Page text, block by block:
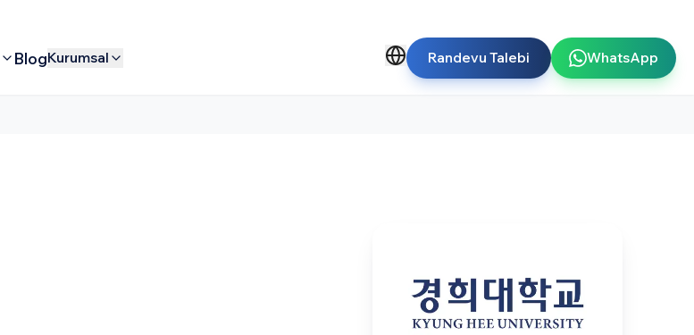
BlogKurumsal Randevu Talebi WhatsApp